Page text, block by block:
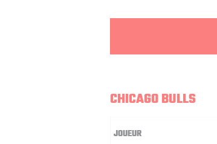
CHICAGO BULLS
JOUEUR